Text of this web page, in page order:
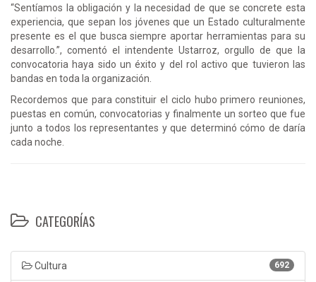
“Sentíamos la obligación y la necesidad de que se concrete esta
experiencia, que sepan los jóvenes que un Estado culturalmente
presente es el que busca siempre aportar herramientas para su
desarrollo.”, comentó el intendente Ustarroz, orgullo de que la
convocatoria haya sido un éxito y del rol activo que tuvieron las
bandas en toda la organización.
Recordemos que para constituir el ciclo hubo primero reuniones,
puestas en común, convocatorias y finalmente un sorteo que fue
junto a todos los representantes y que determinó cómo de daría
cada noche.
CATEGORÍAS
692
Cultura